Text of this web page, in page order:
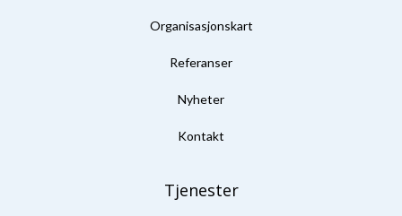
Organisasjonskart
Referanser
Nyheter
Kontakt
Tjenester